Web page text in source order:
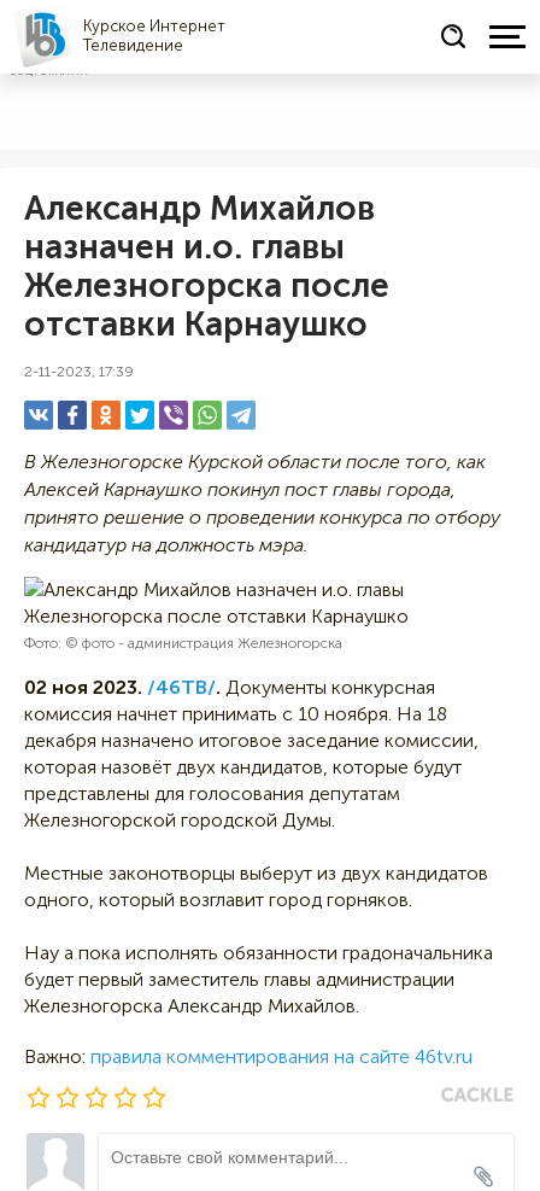
Курское Интернет
Телевидение
СОЦРЕКЛАМА
Александр Михайлов
назначен и.о. главы
Железногорска после
отставки Карнаушко
2-11-2023, 17:39
В Железногорске Курской области после того, как
Алексей Карнаушко покинул пост главы города,
принято решение о проведении конкурса по отбору
кандидатур на должность мэра.
Фото: © фото - администрация Железногорска
02 ноя 2023. /46ТВ/. Документы конкурсная
комиссия начнет принимать с 10 ноября. На 18
декабря назначено итоговое заседание комиссии,
которая назовёт двух кандидатов, которые будут
представлены для голосования депутатам
Железногорской городской Думы.
Местные законотворцы выберут из двух кандидатов
одного, который возглавит город горняков.
Нау а пока исполнять обязанности градоначальника
будет первый заместитель главы администрации
Железногорска Александр Михайлов.
Важно: правила комментирования на сайте 46tv.ru